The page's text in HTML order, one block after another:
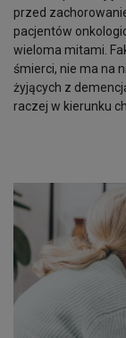
przed
pacjentów
wieloma mitami.
śmierci, nie ma na
żyjących z
raczej w kierunku